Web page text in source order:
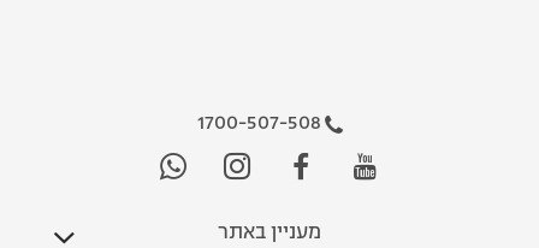
1700-507-508
מעניין באתר